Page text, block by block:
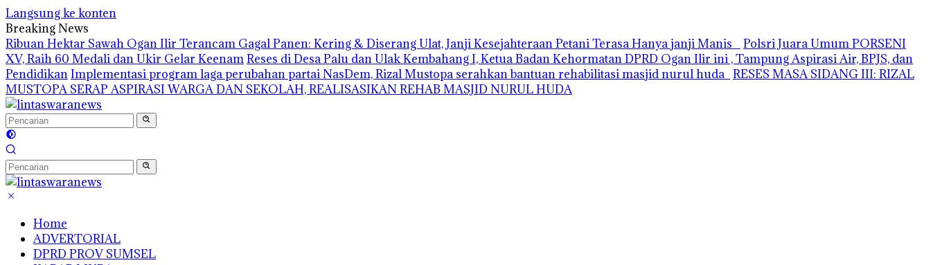
Langsung ke konten
Breaking News
Ribuan Hektar Sawah Ogan Ilir Terancam Gagal Panen: Kering & Diserang Ulat, Janji Kesejahteraan Petani Terasa Hanya janji Manis
Polsri Juara Umum PORSENI
XV, Raih 60 Medali dan Ukir Gelar KeenamReses di Desa Palu dan Ulak Kembahang I, Ketua Badan Kehormatan DPRD Ogan Ilir ini , Tampung Aspirasi Air, BPJS, dan
PendidikanImplementasi program laga perubahan partai NasDem, Rizal Mustopa serahkan bantuan rehabilitasi masjid nurul huda RESES MASA SIDANG III: RIZAL
MUSTOPA SERAP ASPIRASI WARGA DAN SEKOLAH, REALISASIKAN REHAB MASJID NURUL HUDA
Home
ADVERTORIAL
DPRD PROV SUMSEL